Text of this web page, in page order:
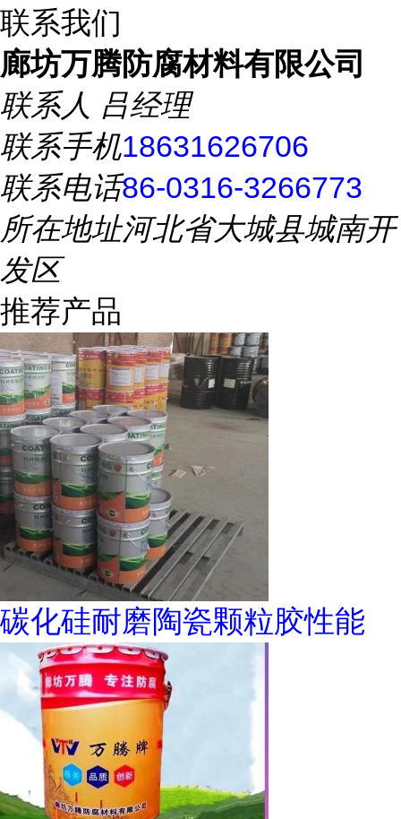
联系我们
廊坊万腾防腐材料有限公司
联系人 吕经理
联系手机18631626706
联系电话86-0316-3266773
所在地址河北省大城县城南开
发区
推荐产品
碳化硅耐磨陶瓷颗粒胶性能